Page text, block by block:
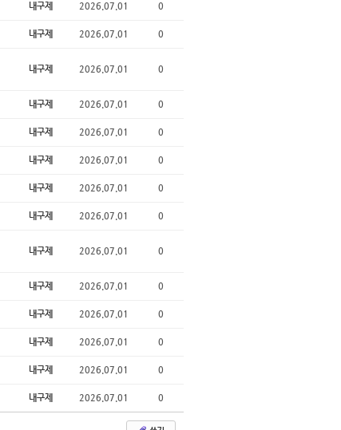
내구제 2026.07.01 0
내구제 2026.07.01 0
내구제 2026.07.01 0
내구제 2026.07.01 0
내구제 2026.07.01 0
내구제 2026.07.01 0
내구제 2026.07.01 0
내구제 2026.07.01 0
내구제 2026.07.01 0
내구제 2026.07.01 0
내구제 2026.07.01 0
내구제 2026.07.01 0
내구제 2026.07.01 0
내구제 2026.07.01 0